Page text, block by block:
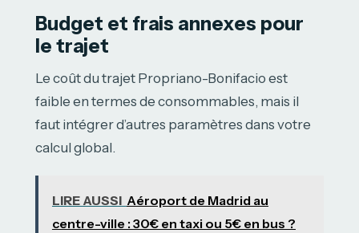
Budget et frais annexes pour
le trajet
Le coût du trajet Propriano-Bonifacio est
faible en termes de consommables, mais il
faut intégrer d’autres paramètres dans votre
calcul global.
LIRE AUSSI Aéroport de Madrid au
centre-ville : 30€ en taxi ou 5€ en bus ?